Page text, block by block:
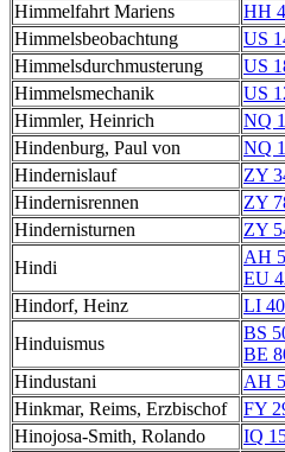
Himmelfahrt Mariens
HH
Himmelsbeobachtung
US
Himmelsdurchmusterung
US
Himmelsmechanik
US
Himmler, Heinrich
NQ
Hindenburg, Paul von
NQ
Hindernislauf
ZY
Hindernisrennen
ZY
Hindernisturnen
ZY
Hindi
AH
EU
Hindorf, Heinz
LI
Hinduismus
BS
BE
Hindustani
AH
Hinkmar, Reims, Erzbischof
FY
Hinojosa-Smith, Rolando
IQ